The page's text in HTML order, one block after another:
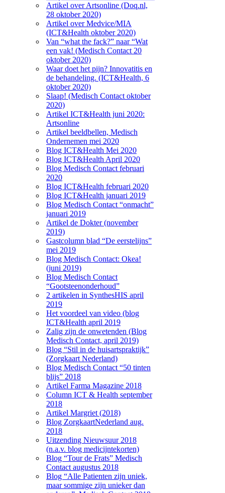
Artikel over Artsonline (Doq.nl,
28 oktober 2020)
Artikel over Medvice/MIA
(ICT&Health oktober 2020)
Van “what the fack?” naar “Wat
een vak! (Medisch Contact 20
oktober 2020)
Waar doet het pijn? Innovatitis en
de behandeling. (ICT&Health, 6
oktober 2020)
Slaap! (Medisch Contact oktober
2020)
Artikel ICT&Health juni 2020:
Artsonline
Artikel beeldbellen, Medisch
Ondernemen mei 2020
Blog ICT&Health Mei 2020
Blog ICT&Health April 2020
Blog Medisch Contact februari
2020
Blog ICT&Health februari 2020
Blog ICT&Health januari 2019
Blog Medisch Contact “onmacht”
januari 2019
Artikel de Dokter (november
2019)
Gastcolumn blad “De eerstelijns”
mei 2019
Blog Medisch Contact: Okea!
(juni 2019)
Blog Medisch Contact
“Gootsteenonderhoud”
2 artikelen in SynthesHIS april
2019
Het voordeel van video (blog
ICT&Health april 2019
Zalig zijn de onwetenden (Blog
Medisch Contact, april 2019)
Blog “Stil in de huisartspraktijk”
(Zorgkaart Nederland)
Blog Medisch Contact “50 tinten
blijs” 2018
Artikel Farma Magazine 2018
Column ICT & Health september
2018
Artikel Margriet (2018)
Blog ZorgkaartNederland aug.
2018
Uitzending Nieuwsuur 2018
(n.a.v. blog medicijntekorten)
Blog “Tour de Frats” Medisch
Contact augustus 2018
Blog “Alle Patienten zijn uniek,
maar sommige zijn unieker dan